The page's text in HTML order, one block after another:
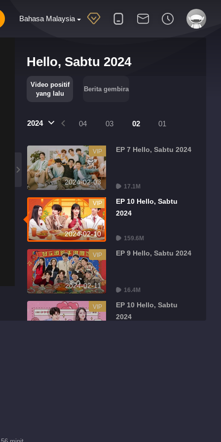
Bahasa Malaysia
Hello, Sabtu 2024
Video positif
yang lalu
Berita gembira
2024
06 05 04 03 02 01
2024-02-03
VIP EP 7 Hello, Sabtu 2024
17.1M
2024-02-10
VIP
EP 10 Hello, Sabtu
2024
159.6M
2024-02-11
VIP EP 9 Hello, Sabtu 2024
16.4M
VIP
EP 10 Hello, Sabtu
2024